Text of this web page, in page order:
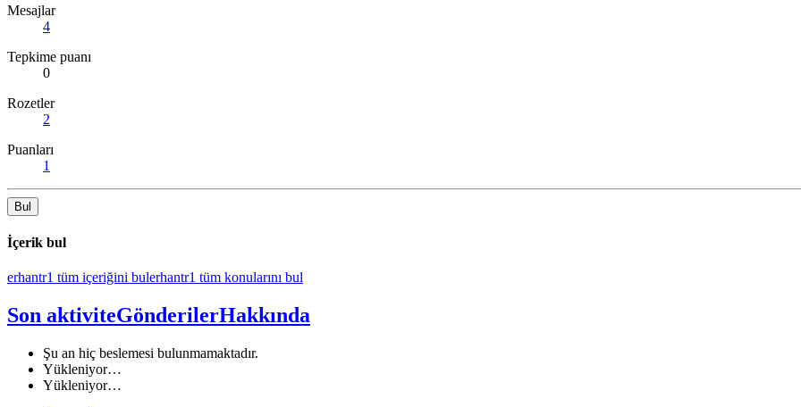
Mesajlar
4
Tepkime puanı
0
Rozetler
2
Puanları
1
Bul
İçerik bul
erhantr1 tüm içeriğini bulerhantr1 tüm konularını bul
Son aktiviteGönderilerHakkında
Şu an hiç beslemesi bulunmamaktadır.
Yükleniyor…
Yükleniyor…